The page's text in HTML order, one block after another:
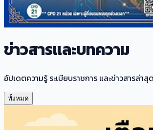
ข่าวสารและบทความ
อัปเดตความรู้ ระเบียบราชการ และข่าวสารล่า
ทั้งหมด